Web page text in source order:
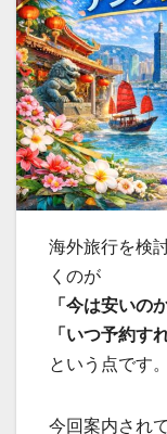
海外旅行を検
くのが
「今は安いの
「いつ予約す
という点です。
今回案内され